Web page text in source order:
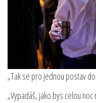
„Tak se pro jednou postav
„Vypadáš, jako bys celou